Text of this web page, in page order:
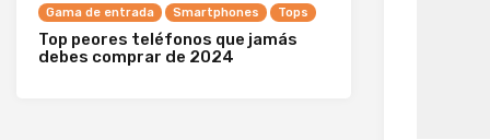
Gama de entrada Smartphones Tops
Top peores teléfonos que jamás
debes comprar de 2024